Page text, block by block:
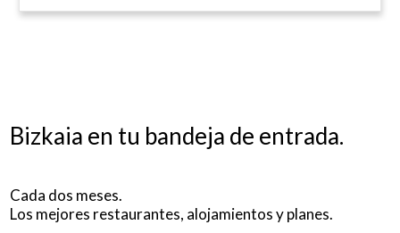
Bizkaia en tu bandeja de entrada.
Cada dos meses.
Los mejores restaurantes, alojamientos y planes.